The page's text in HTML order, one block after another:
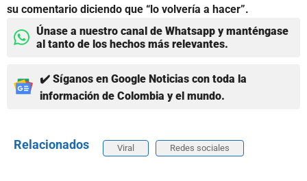
su comentario diciendo que “lo volvería a hacer”.
Únase a nuestro canal de Whatsapp y manténgase
al tanto de los hechos más relevantes.
✔️ Síganos en Google Noticias con toda la
información de Colombia y el mundo.
Relacionados Viral Redes sociales